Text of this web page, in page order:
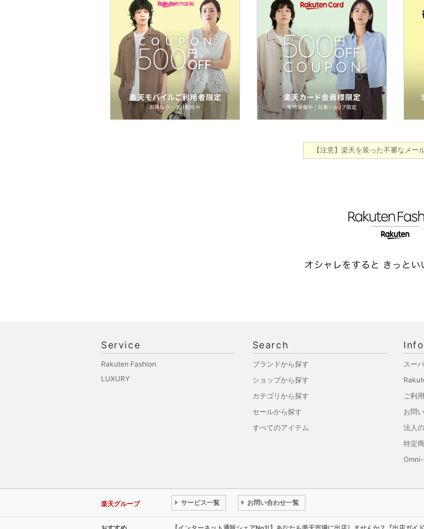
コフレ・キット・セット
食器・調理器具・キッチ
ン用品
インテリア・生活雑貨
スマホグッズ・オーディ
【注意】楽天を装った不審なメー
Service
Rakuten Fashion
LUXURY
Search
ブランドから探す
ショップから探す
カテゴリから探す
セールから探す
すべてのアイテム
スー
ご利
お問
法人
特定
楽天グループ サービス一覧 お問い合わせ一覧